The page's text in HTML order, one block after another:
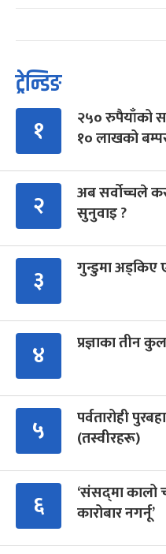
ट्रेन्डिङ
१
२५० रुपैयाँको
१० लाखको
२
अब सर्वोच्चले
सुनुवाइ ?
३ गुन्डुमा अड्किए
४ प्रज्ञाका तीन
५
पर्वतारोही
(तस्वीरहरू)
६
‘संसद्‍मा
कारोबार नगर्नू’